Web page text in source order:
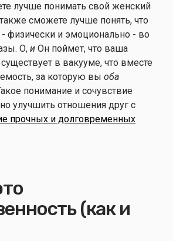
лучше понимать свой женский
сможете лучше понять, что
физически и эмоционально - во
О, и Он поймет, что ваша
в вакууме, что вместе
за которую вы оба
понимание и сочувствие
улучшить отношения друг с
прочных и долговременных
(как и